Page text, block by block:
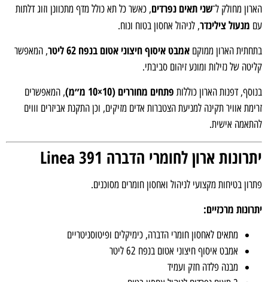
הארון מחולק ל־ שני תאים נפרדים, כאשר כל תא כולל מדף מתכוונן וזוג דלתות
עםמנעול צילינדר, לניהול אחסון בטוח ונוח.
בתחתית הארון ממוקםאמבט איסוף חיצוני אטום בנפח 62 ליטר
, המאפשר
קליטה של נזילות ומונע זיהום סביבתי.
בנוסף, דפנות הארון כוללותפתחים מחוררים (10×10 מ״מ)
, המאפשרים
זרימת אוויר תקינה למניעת הצטברות אדים מזיקים, וכן התקנת אביזרים וווים
להתאמה אישית.
יתרונות ארון לחומרי הדברה Linea 391
פתרון בטיחות מקצועי לניהול ואחסון חומרים מסוכנים.
יתרונות מרכזיים:
מתאים לאחסון חומרי הדברה, כימיקלים ופיטוסניטריים
אמבט איסוף חיצוני אטום בנפח 62 ליטר
מבנה פלדה חזק ועמיד